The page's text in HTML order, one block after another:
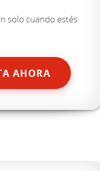
solo cuando estés
AHORA